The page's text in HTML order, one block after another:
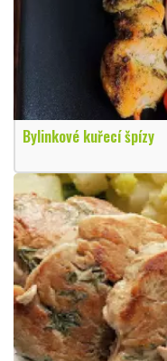
Bylinkové kuřecí špízy